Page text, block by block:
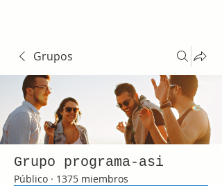
Grupos
Grupo programa-asi
Público · 1375 miembros